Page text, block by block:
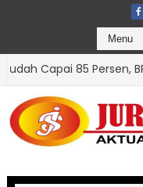
BPJN Sumbar